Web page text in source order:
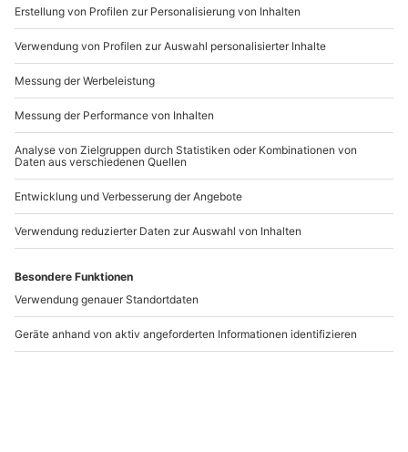
www.b2b.mydays.de/
Artikelnummer:42941
Andere Produkte entdecken
Whisky Tasting Berlin
für 2
5- Bunkertour
Wünsdorf